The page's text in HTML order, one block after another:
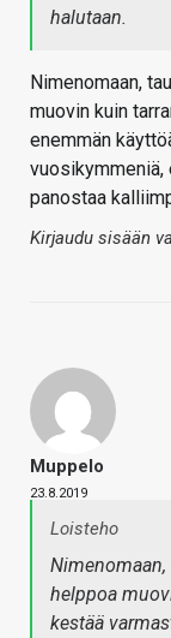
halutaan.
Nimenomaan,
muovin kuin
enemmän
panostaa
Kirjaudu sisään
Muppelo
23.8.2019
Loisteho
helppoa
kestää